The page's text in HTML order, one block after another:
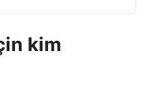
kim